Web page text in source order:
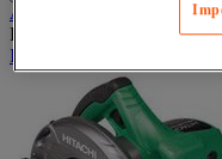
Aggiungi al carrello
Prodotto temporaneamente
IN SCONTO!